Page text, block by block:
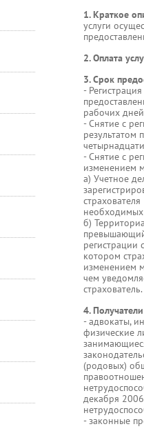
1. Краткое
услуги
2. Оплата
3. Срок
-
рабочих
- Снятие с
результатом
- Снятие с
изменением
а) Учетное
необходимых
б)
регистрации
котором
изменением
чем
страхователь.
4.
- адвокаты,
физические
(родовых)
декабря
- законные